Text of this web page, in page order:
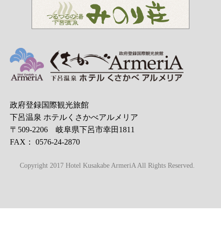
政府登録国際観光旅館
下呂温泉 ホテルくさかべアルメリア
〒509-2206 岐阜県下呂市幸田1811
FAX： 0576-24-2870
Copyright 2017 Hotel Kusakabe ArmeriA All Rights Reserved.